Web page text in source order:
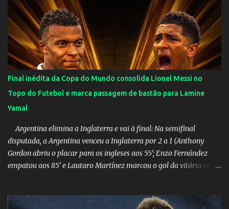
Huma Kimak. A influencer também contou que recebe diversos
ataques na internet desde a época em que foi contratada para
fazer a divulgação de uma live do Gusttavo Lima em Manaus,
capital do Amazonas. "Fui até o local onde seria o show, divulguei
e no dia seguinte foi feita a live que eu não pude ir, porque estava
me sentindo mal", explicou Huma. A notícia da separação de
Gusttavo Lima e Andressa Suita foi divulgada no dia 9 de outubro.
A relação chegou ao fim após cinco anos e houve rumores de uma
suposta traição do canto...
Final inédita da Copa do Mundo consolida Lionel Messi no
Topo do Futebol e marca passagem de bastão para Lamine
Yamal
Argentina elimina a Inglaterra e vai à final: Na semifinal
disputada, a Argentina venceu a Inglaterra por 2 a 1 (Anthony
Gordon abriu o placar para os ingleses aos 55’; Enzo Fernández
empatou aos 85’ e Lautaro Martínez marcou o gol da vitória nos
Inglaterra durante o jogo.